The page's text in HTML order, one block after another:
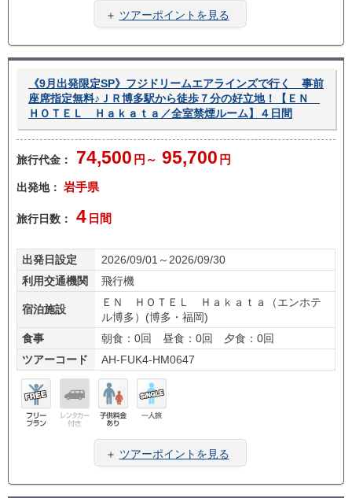
料金
旅
＋ ツアーポイントを見る
《9月出発限定SP》フジドリームエアラインズで行く 事前
座席指定無料♪ＪＲ博多駅から徒歩７分の好立地！【ＥＮ
ＨＯＴＥＬ Ｈａｋａｔａ／全室禁煙ルーム】４日間
旅行代金： 74,500 円～ 95,700 円
出発地： 岩手県
旅行日数： 4 日間
出発日設定
2026/09/01～2026/09/30
利用交通機関
飛行機
宿泊施設
ＥＮ ＨＯＴＥＬ Ｈａｋａｔａ（エンホテ
ル博多）(博多・福岡)
食事
朝食：0回 昼食：0回 夕食：0回
ツアーコード
AH-FUK4-HM0647
料金
旅
＋ ツアーポイントを見る